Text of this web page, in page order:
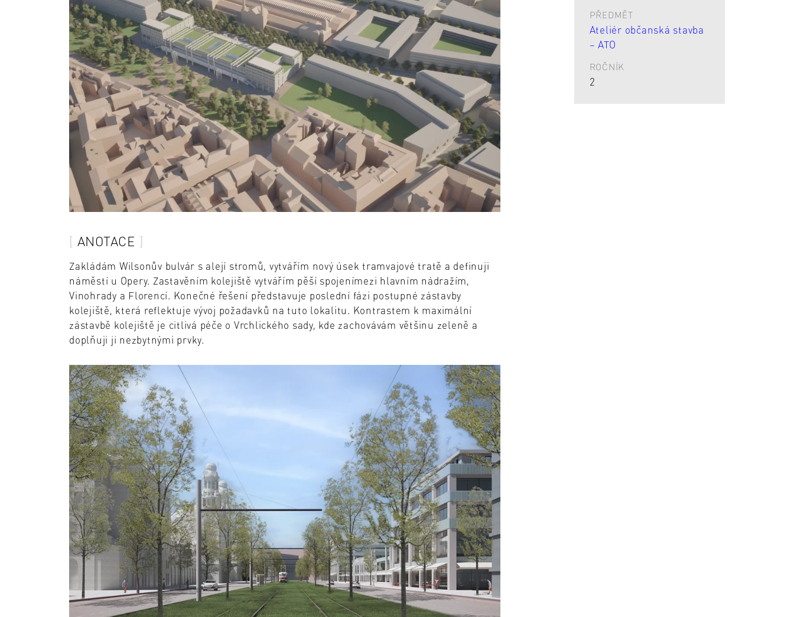
ANOTACE
Zakládám Wilsonův bulvár s alejí stromů, vytvářím nový úsek tramvajové tratě a definuji
náměstí u Opery. Zastavěním kolejiště vytvářím pěší spojenímezi hlavním nádražím,
Vinohrady a Florencí. Konečné řešení představuje poslední fázi postupné zástavby
kolejiště, která reflektuje vývoj požadavků na tuto lokalitu. Kontrastem k maximální
zástavbě kolejiště je citlivá péče o Vrchlického sady, kde zachovávám většinu zeleně a
doplňuji ji nezbytnými prvky.
PŘEDMĚT
Ateliér občanská stavba
– ATO
ROČNÍK
2